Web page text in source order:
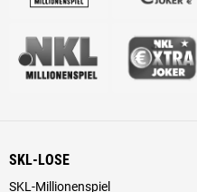
SKL-LOSE
SKL-Millionenspiel